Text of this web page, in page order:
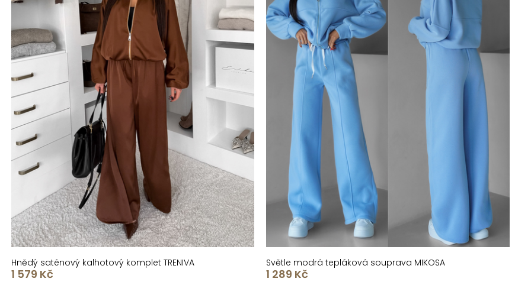
Hnědý saténový kalhotový komplet TRENIVA
1 579 Kč
Světle modrá tepláková souprava MIKOSA
1 289 Kč